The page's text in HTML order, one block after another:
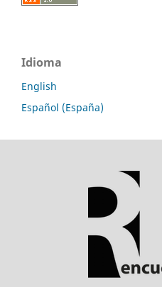
Idioma
English
Español (España)